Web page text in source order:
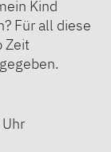
Kind
Für all diese
Zeit
Uhr